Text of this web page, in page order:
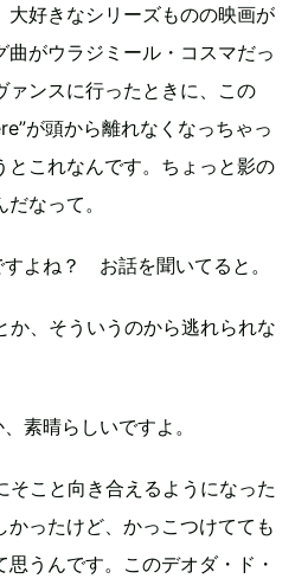
大好きなシリーズものの映画が
がウラジミール・コスマだっ
ァンスに行ったときに、この
が頭から離れなくなっちゃっ
とこれなんです。ちょっと影の
なって。
すよね？ お話を聞いてると。
か、そういうのから逃れられな
素晴らしいですよ。
そこと向き合えるようになった
かったけど、かっこつけてても
うんです。このデオダ・ド・